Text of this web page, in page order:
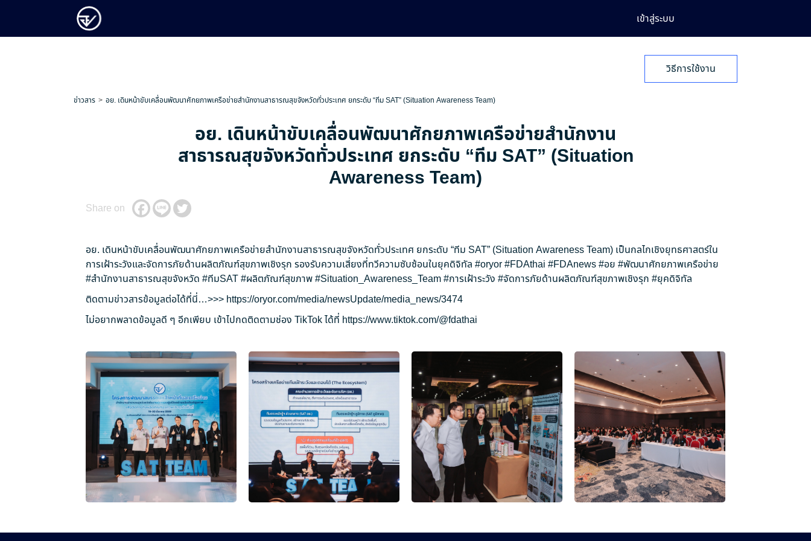
เข้าสู่ระบบ
วิธีการใช้งาน
ข่าวสาร อย. เดินหน้าขับเคลื่อนพัฒนาศักยภาพเครือข่ายสำนักงานสาธารณสุขจังหวัดทั่วประเทศ ยกระดับ “ทีม SAT” (Situation Awareness Team)
อย. เดินหน้าขับเคลื่อนพัฒนาศักยภาพเครือข่ายสำนักงาน
สาธารณสุขจังหวัดทั่วประเทศ ยกระดับ “ทีม SAT” (Situation
Awareness Team)
Share on
อย. เดินหน้าขับเคลื่อนพัฒนาศักยภาพเครือข่ายสำนักงานสาธารณสุขจังหวัดทั่วประเทศ ยกระดับ “ทีม SAT” (Situation Awareness Team) เป็นกลไกเชิงยุทธศาสตร์ใน
การเฝ้าระวังและจัดการภัยด้านผลิตภัณฑ์สุขภาพเชิงรุก รองรับความเสี่ยงที่ทวีความซับซ้อนในยุคดิจิทัล #oryor#FDAthai #FDAnews#อย #พัฒนาศักยภาพเครือข่าย
#สำนักงานสาธารณสุขจังหวัด #ทีมSAT#ผลิตภัณฑ์สุขภาพ#Situation_Awareness_Team#การเฝ้าระวัง #จัดการภัยด้านผลิตภัณฑ์สุขภาพเชิงรุก #ยุคดิจิทัล
ติดตามข่าวสารข้อมูลต่อได้ที่นี่…>>> https://oryor.com/media/newsUpdate/media_news/3474
ไม่อยากพลาดข้อมูลดี ๆ อีกเพียบ เข้าไปกดติดตามช่อง TikTok ได้ที่ https://www.tiktok.com/@fdathai